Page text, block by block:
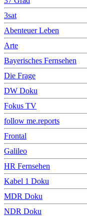
3sat
Abenteuer Leben
Arte
Bayerisches Fernsehen
Die Frage
DW Doku
Fokus TV
follow me.reports
Frontal
Galileo
HR Fernsehen
Kabel 1 Doku
MDR Doku
NDR Doku